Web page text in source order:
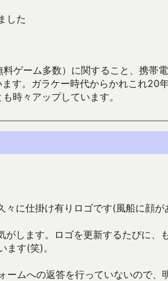
した
ゲーム多数）に関すること、携
す。ガラケー時代からかれこれ
時々アップしています。
に仕掛け有りロゴです(風船に顔が
がします。ロゴを更新するたびに、
ます(笑)。
ムへの返答を行っていないので、